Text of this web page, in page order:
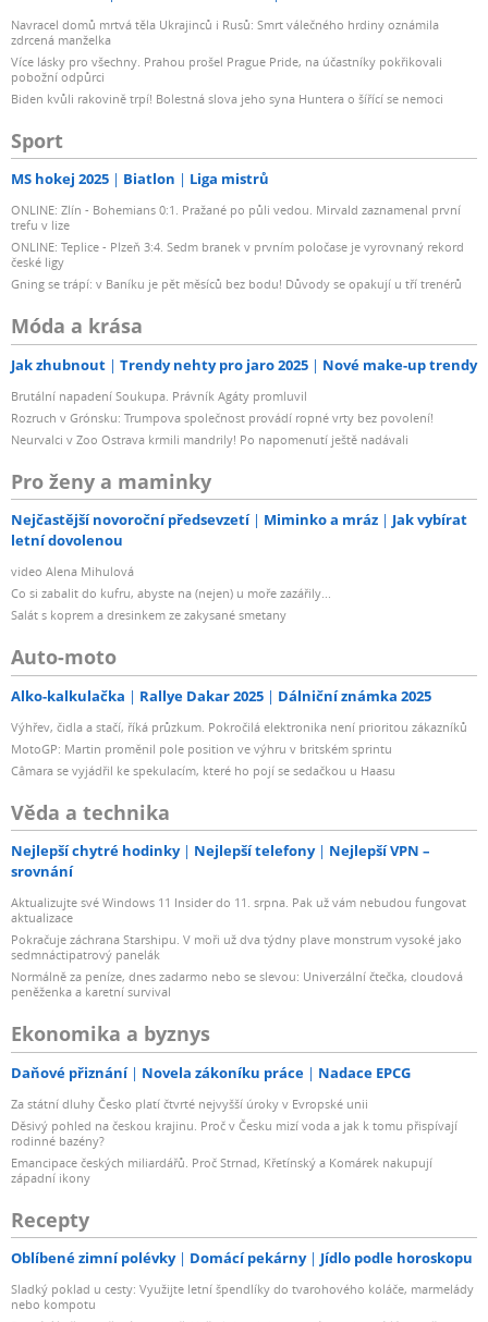
Navracel domů mrtvá těla Ukrajinců i Rusů: Smrt válečného hrdiny oznámila
zdrcená manželka
Více lásky pro všechny. Prahou prošel Prague Pride, na účastníky pokřikovali
pobožní odpůrci
Biden kvůli rakovině trpí! Bolestná slova jeho syna Huntera o šířící se nemoci
Sport
MS hokej 2025 Biatlon Liga mistrů
ONLINE: Zlín - Bohemians 0:1. Pražané po půli vedou. Mirvald zaznamenal první
trefu v lize
ONLINE: Teplice - Plzeň 3:4. Sedm branek v prvním poločase je vyrovnaný rekord
české ligy
Gning se trápí: v Baníku je pět měsíců bez bodu! Důvody se opakují u tří trenérů
Móda a krása
Jak zhubnout Trendy nehty pro jaro 2025 Nové make-up trendy
Brutální napadení Soukupa. Právník Agáty promluvil
Rozruch v Grónsku: Trumpova společnost provádí ropné vrty bez povolení!
Neurvalci v Zoo Ostrava krmili mandrily! Po napomenutí ještě nadávali
Pro ženy a maminky
Nejčastější novoroční předsevzetí Miminko a mráz
Jak vybírat
letní dovolenou
video Alena Mihulová
Co si zabalit do kufru, abyste na (nejen) u moře zazářily...
Salát s koprem a dresinkem ze zakysané smetany
Auto-moto
Alko-kalkulačka Rallye Dakar 2025 Dálniční známka 2025
Výhřev, čidla a stačí, říká průzkum. Pokročilá elektronika není prioritou zákazníků
MotoGP: Martin proměnil pole position ve výhru v britském sprintu
Câmara se vyjádřil ke spekulacím, které ho pojí se sedačkou u Haasu
Věda a technika
Nejlepší chytré hodinky Nejlepší telefony
Nejlepší VPN –
srovnání
Aktualizujte své Windows 11 Insider do 11. srpna. Pak už vám nebudou fungovat
aktualizace
Pokračuje záchrana Starshipu. V moři už dva týdny plave monstrum vysoké jako
sedmnáctipatrový panelák
Normálně za peníze, dnes zadarmo nebo se slevou: Univerzální čtečka, cloudová
peněženka a karetní survival
Ekonomika a byznys
Daňové přiznání Novela zákoníku práce Nadace EPCG
Za státní dluhy Česko platí čtvrté nejvyšší úroky v Evropské unii
Děsivý pohled na českou krajinu. Proč v Česku mizí voda a jak k tomu přispívají
rodinné bazény?
Emancipace českých miliardářů. Proč Strnad, Křetínský a Komárek nakupují
západní ikony
Recepty
Oblíbené zimní polévky Domácí pekárny Jídlo podle horoskopu
Sladký poklad u cesty: Využijte letní špendlíky do tvarohového koláče, marmelády
nebo kompotu